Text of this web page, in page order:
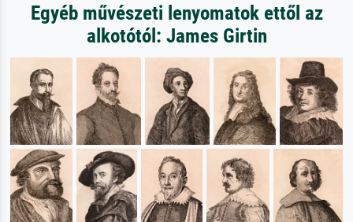
Egyéb művészeti lenyomatok ettől az
alkotótól: James Girtin